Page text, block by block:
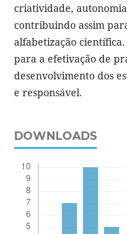
criatividade,
contribuindo assim
alfabetização
para a efetivação de
desenvolvimento dos
e responsável.
DOWNLOADS